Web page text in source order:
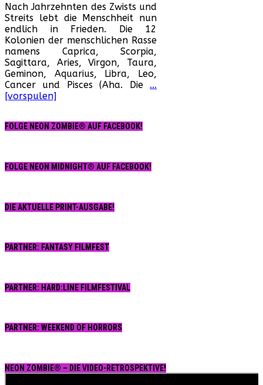
Nach Jahrzehnten des Zwists und
Streits lebt die Menschheit nun
endlich in Frieden. Die 12
Kolonien der menschlichen Rasse
namens Caprica, Scorpia,
Sagittara, Aries, Virgon, Taura,
Geminon, Aquarius, Libra, Leo,
Cancer und Pisces (Aha. Die …
[vorspulen]
FOLGE NEON ZOMBIE® AUF FACEBOOK!
FOLGE NEON MIDNIGHT® AUF FACEBOOK!
DIE AKTUELLE PRINT-AUSGABE!
PARTNER: FANTASY FILMFEST
PARTNER: HARD:LINE FILMFESTIVAL
PARTNER: WEEKEND OF HORRORS
NEON ZOMBIE® – DIE VIDEO-RETROSPEKTIVE!